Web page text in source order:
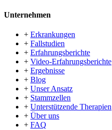
Unternehmen
+ Erkrankungen
+ Fallstudien
+ Erfahrungsberichte
+ Video-Erfahrungsberichte
+ Ergebnisse
+ Blog
+ Unser Ansatz
+ Stammzellen
+ Unterstützende Therapien
+ Über uns
+ FAQ